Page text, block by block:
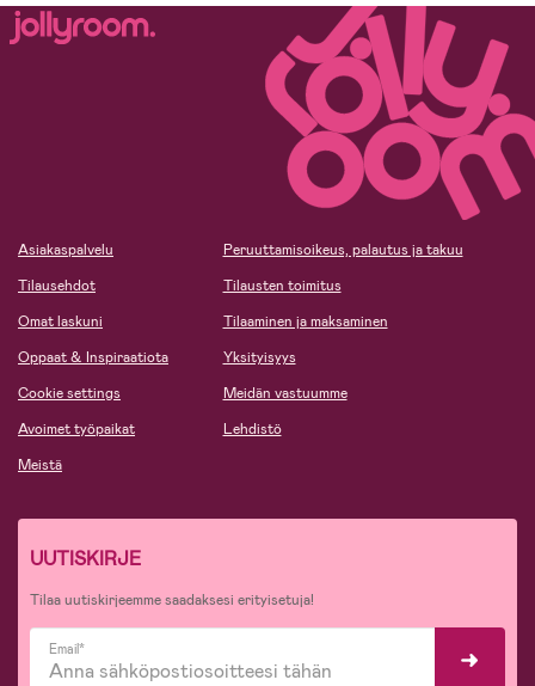
Asiakaspalvelu
Tilausehdot
Omat laskuni
Oppaat & Inspiraatiota
Cookie settings
Avoimet työpaikat
Meistä
Peruuttamisoikeus, palautus ja takuu
Tilausten toimitus
Tilaaminen ja maksaminen
Yksityisyys
Meidän vastuumme
Lehdistö
UUTISKIRJE
Tilaa uutiskirjeemme saadaksesi erityisetuja!
Email*